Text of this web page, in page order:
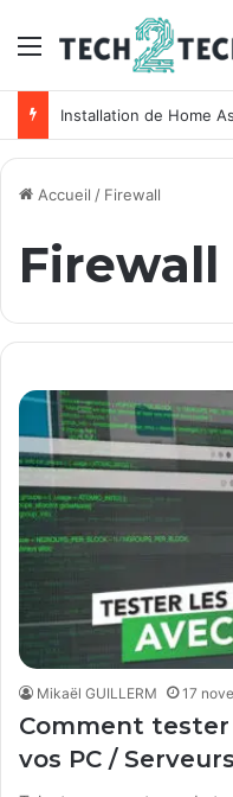
Menu
Installation de Home
Accueil / Firewall
Firewall
Mikaël GUILLERM 17
Comment
vos PC / Serveurs